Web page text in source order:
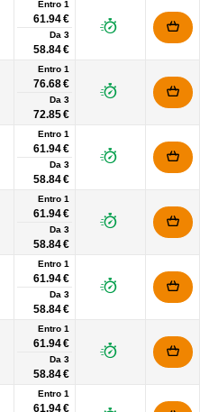
Entro 1
61.94 €
Da 3
58.84 €
Entro 1
76.68 €
Da 3
72.85 €
Entro 1
61.94 €
Da 3
58.84 €
Entro 1
61.94 €
Da 3
58.84 €
Entro 1
61.94 €
Da 3
58.84 €
Entro 1
61.94 €
Da 3
58.84 €
Entro 1
61.94 €